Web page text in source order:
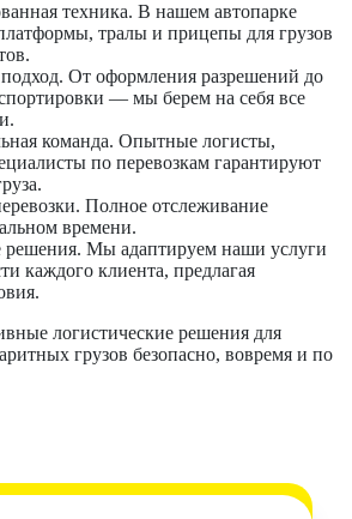
техника. В нашем автопарке
тралы и прицепы для грузов
От оформления разрешений до
— мы берем на себя все
команда. Опытные логисты,
по перевозкам гарантируют
Полное отслеживание
времени.
решения. Мы адаптируем наши услуги
каждого клиента, предлагая
логистические решения для
грузов безопасно, вовремя и по